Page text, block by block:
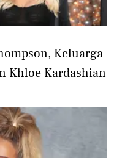
Keluarga
Khloe Kardashian